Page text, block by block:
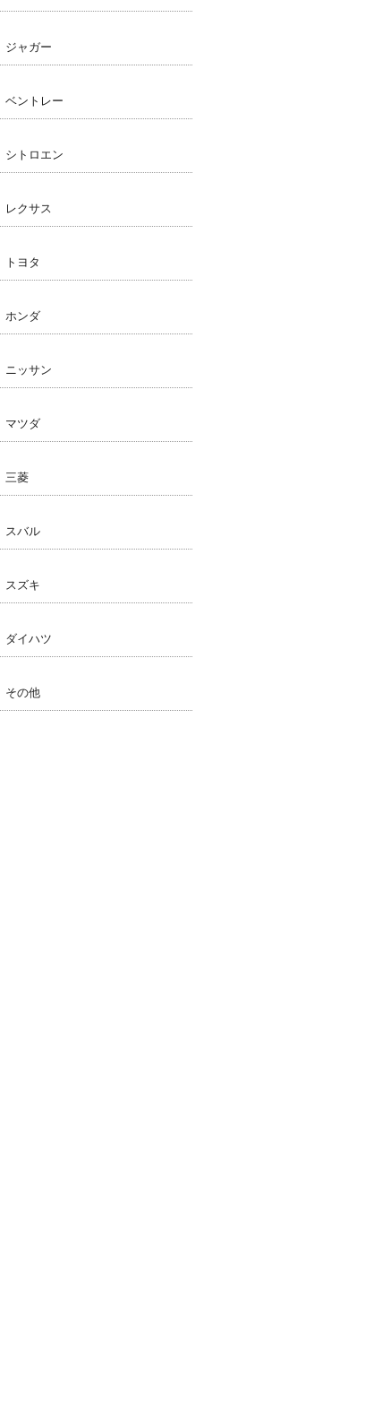
ジャガー
ベントレー
シトロエン
レクサス
トヨタ
ホンダ
ニッサン
マツダ
三菱
スバル
スズキ
ダイハツ
その他